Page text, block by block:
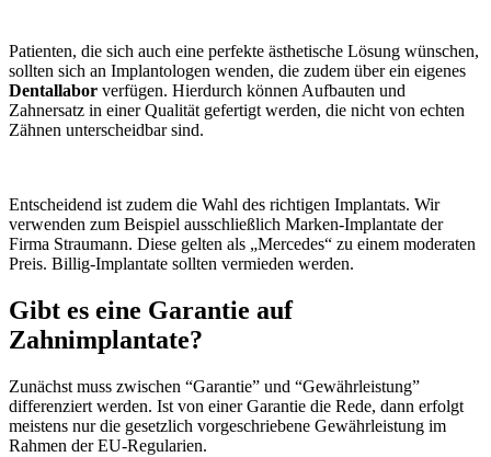
Patienten, die sich auch eine perfekte ästhetische Lösung wünschen,
sollten sich an Implantologen wenden, die zudem über ein eigenes
Dentallabor verfügen. Hierdurch können Aufbauten und
Zahnersatz in einer Qualität gefertigt werden, die nicht von echten
Zähnen unterscheidbar sind.
Entscheidend ist zudem die Wahl des richtigen Implantats. Wir
verwenden zum Beispiel ausschließlich Marken-Implantate der
Firma Straumann. Diese gelten als „Mercedes“ zu einem moderaten
Preis. Billig-Implantate sollten vermieden werden.
Gibt es eine Garantie auf
Zahnimplantate?
Zunächst muss zwischen “Garantie” und “Gewährleistung”
differenziert werden. Ist von einer Garantie die Rede, dann erfolgt
meistens nur die gesetzlich vorgeschriebene Gewährleistung im
Rahmen der EU-Regularien.